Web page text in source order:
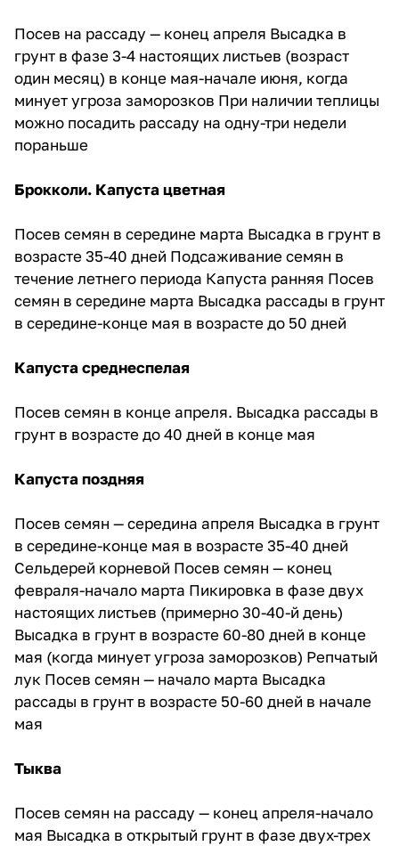
Посев на рассаду — конец апреля Высадка в
грунт в фазе 3-4 настоящих листьев (возраст
один месяц) в конце мая-начале июня, когда
минует угроза заморозков При наличии теплицы
можно посадить рассаду на одну-три недели
пораньше
Брокколи. Капуста цветная
Посев семян в середине марта Высадка в грунт в
возрасте 35-40 дней Подсаживание семян в
течение летнего периода Капуста ранняя Посев
семян в середине марта Высадка рассады в грунт
в середине-конце мая в возрасте до 50 дней
Капуста среднеспелая
Посев семян в конце апреля. Высадка рассады в
грунт в возрасте до 40 дней в конце мая
Капуста поздняя
Посев семян — середина апреля Высадка в грунт
в середине-конце мая в возрасте 35-40 дней
Сельдерей корневой Посев семян — конец
февраля-начало марта Пикировка в фазе двух
настоящих листьев (примерно 30-40-й день)
Высадка в грунт в возрасте 60-80 дней в конце
мая (когда минует угроза заморозков) Репчатый
лук Посев семян — начало марта Высадка
рассады в грунт в возрасте 50-60 дней в начале
мая
Тыква
Посев семян на рассаду — конец апреля-начало
мая Высадка в открытый грунт в фазе двух-трех